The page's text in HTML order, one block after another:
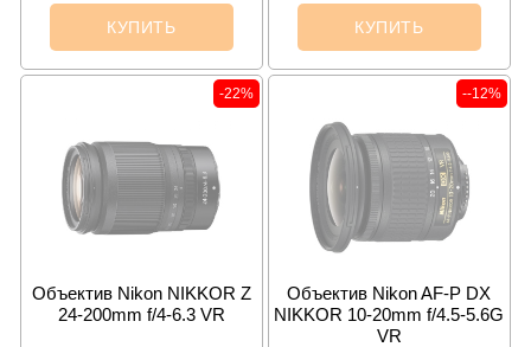
КУПИТЬ КУПИТЬ
-22%
Объектив Nikon NIKKOR Z
24-200mm f/4-6.3 VR
--12%
Объектив Nikon AF-P DX
NIKKOR 10-20mm f/4.5-5.6G
VR